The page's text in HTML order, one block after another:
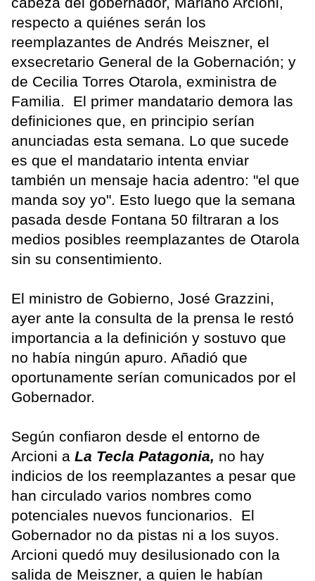
respecto a quiénes serán los
reemplazantes de Andrés Meiszner, el
exsecretario General de la Gobernación; y
de Cecilia Torres Otarola, exministra de
Familia. El primer mandatario demora las
definiciones que, en principio serían
anunciadas esta semana. Lo que sucede
es que el mandatario intenta enviar
también un mensaje hacia adentro: "el que
manda soy yo". Esto luego que la semana
pasada desde Fontana 50 filtraran a los
medios posibles reemplazantes de Otarola
sin su consentimiento.
El ministro de Gobierno, José Grazzini,
ayer ante la consulta de la prensa le restó
importancia a la definición y sostuvo que
no había ningún apuro. Añadió que
oportunamente serían comunicados por el
Gobernador.
Según confiaron desde el entorno de
Arcioni a La Tecla Patagonia, no hay
indicios de los reemplazantes a pesar que
han circulado varios nombres como
potenciales nuevos funcionarios. El
Gobernador no da pistas ni a los suyos.
Arcioni quedó muy desilusionado con la
salida de Meiszner, a quien le habían